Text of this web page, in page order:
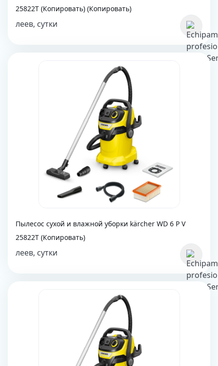
25822T (Копировать) (Копировать)
леев, сутки
Пылесос сухой и влажной уборки kärcher WD 6 P V
25822T (Копировать)
леев, сутки